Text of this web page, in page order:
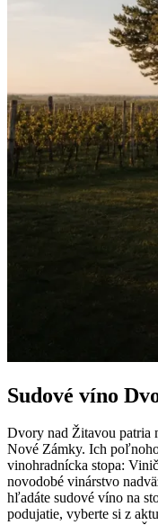
Sudové víno
Dvory nad Žitavou patria
Nové Zámky. Ich
vinohradnícka stopa:
novodobé vinárstvo
hľadáte sudové víno na
podujatie, vyberte si z